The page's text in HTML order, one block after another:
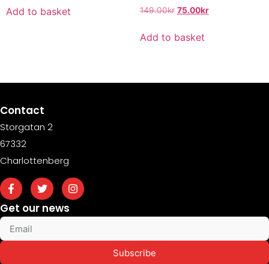
Add to basket 149.00kr 75.00kr
Add to basket
Contact
Storgatan 2
67332
Charlottenberg
Get our news
Subscribe